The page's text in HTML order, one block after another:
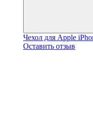
Чехол для Apple
Оставить отзыв